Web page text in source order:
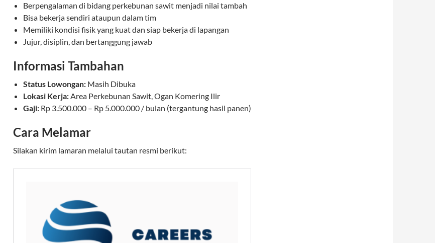
Berpengalaman di bidang perkebunan sawit menjadi nilai tambah
Bisa bekerja sendiri ataupun dalam tim
Memiliki kondisi fisik yang kuat dan siap bekerja di lapangan
Jujur, disiplin, dan bertanggung jawab
Informasi Tambahan
Status Lowongan: Masih Dibuka
Lokasi Kerja:Area Perkebunan Sawit, Ogan Komering Ilir
Gaji: Rp 3.500.000 – Rp 5.000.000 / bulan (tergantung hasil panen)
Cara Melamar
Silakan kirim lamaran melalui tautan resmi berikut: